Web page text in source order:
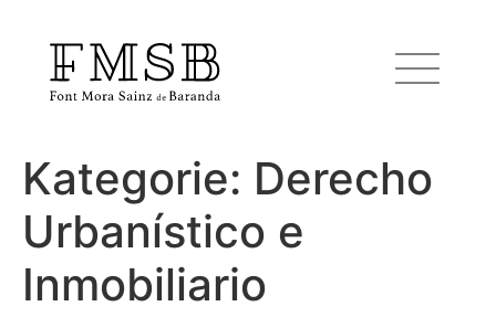
Startseite
Font Mora Sainz de Baranda
Kategorie: Derecho
Urbanístico e
Inmobiliario